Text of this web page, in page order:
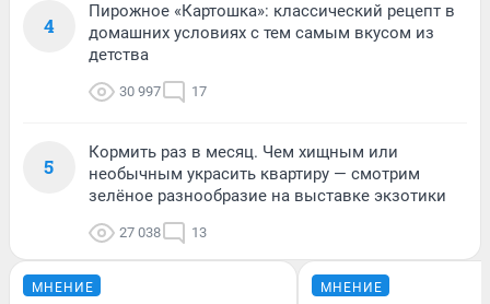
4
Пирожное «Картошка»: классический рецепт в
домашних условиях с тем самым вкусом из
детства
30 997 17
5
Кормить раз в месяц. Чем хищным или
необычным украсить квартиру — смотрим
зелёное разнообразие на выставке экзотики
27 038 13
МНЕНИЕ МНЕНИЕ